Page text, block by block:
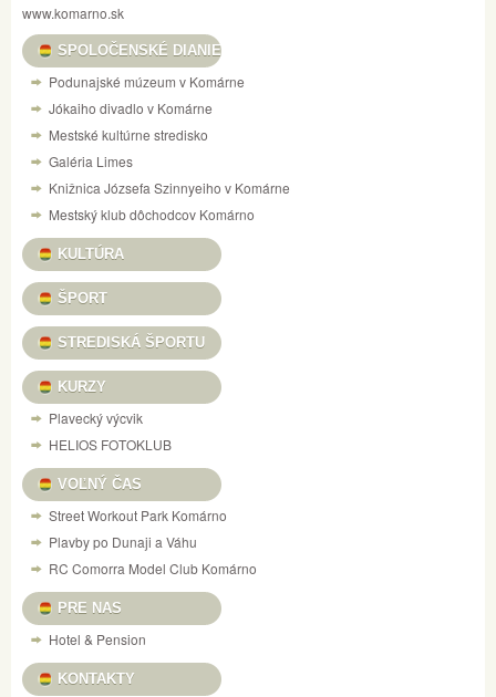
www.komarno.sk
SPOLOČENSKÉ DIANIE
Podunajské múzeum v Komárne
Jókaiho divadlo v Komárne
Mestské kultúrne stredisko
Galéria Limes
Knižnica Józsefa Szinnyeiho v Komárne
Mestský klub dôchodcov Komárno
KULTÚRA
ŠPORT
STREDISKÁ ŠPORTU
KURZY
Plavecký výcvik
HELIOS FOTOKLUB
VOĽNÝ ČAS
Street Workout Park Komárno
Plavby po Dunaji a Váhu
RC Comorra Model Club Komárno
PRE NAS
Hotel & Pension
KONTAKTY